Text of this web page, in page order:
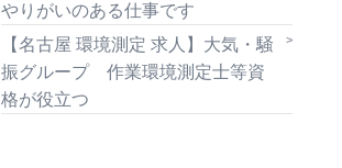
やりがいのある仕事です
【名古屋 環境測定 求人】大気・騒
振グループ 作業環境測定士等資
格が役立つ